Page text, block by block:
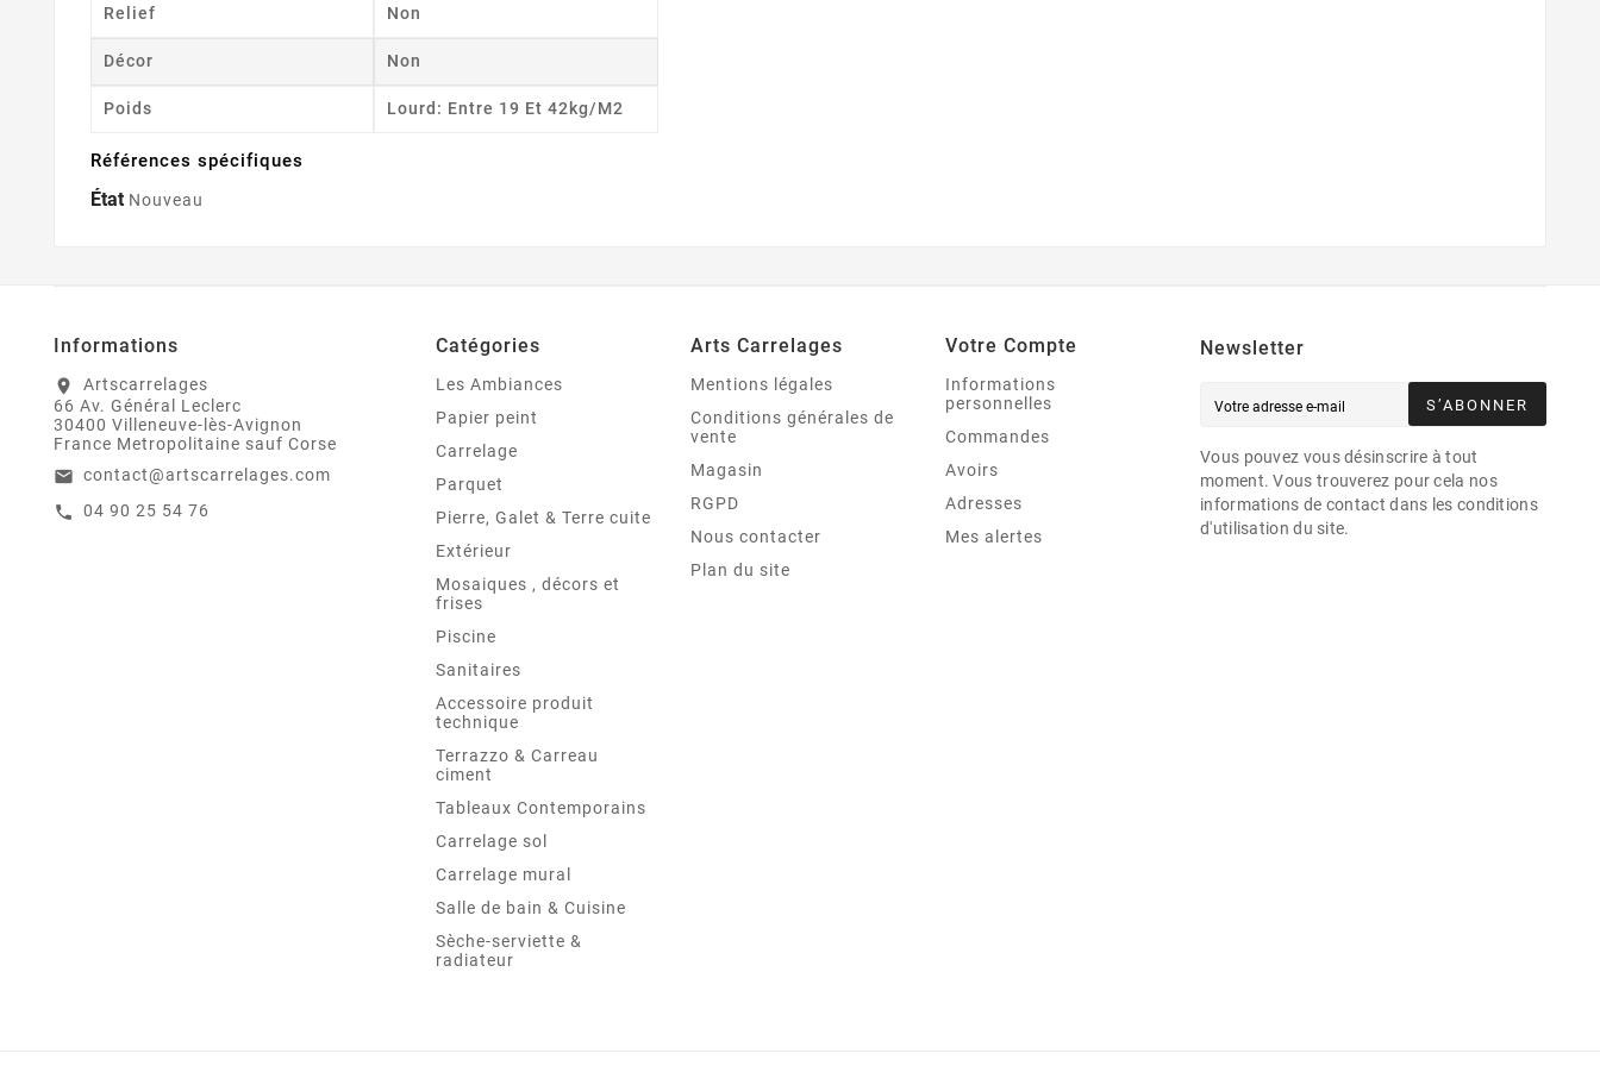
Relief Non
Décor Non
Poids Lourd: Entre 19 Et 42kg/m2
Références spécifiques
État Nouveau
Informations
location_on
Artscarrelages
66 Av. Général Leclerc
30400 Villeneuve-lès-Avignon
France Metropolitaine sauf Corse
email contact@artscarrelages.com
call 04 90 25 54 76
Catégories
Les Ambiances
Papier peint
Carrelage
Parquet
Pierre, Galet & Terre cuite
Extérieur
Mosaiques , décors et
frises
Piscine
Sanitaires
Accessoire produit
technique
Terrazzo & Carreau
ciment
Tableaux Contemporains
Carrelage sol
Carrelage mural
Salle de bain & Cuisine
Sèche-serviette &
radiateur
Arts Carrelages
Mentions légales
Conditions générales de
vente
Magasin
RGPD
Nous contacter
Plan du site
Votre Compte
Informations
personnelles
Commandes
Avoirs
Adresses
Mes alertes
Newsletter
S’ABONNER
Vous pouvez vous désinscrire à tout
moment. Vous trouverez pour cela nos
informations de contact dans les conditions
d'utilisation du site.